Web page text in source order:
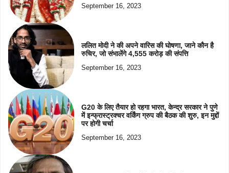
September 16, 2023
ललित मोदी ने की अपने वारिस की घोषणा, जाने कौन है
रुचिर, जो संभालेंगे 4,555 करोड़ की संपत्ति
September 16, 2023
G20 के लिए तैयार हो रहगा भारत, केन्द्र सरकार ने पुणे
में इन्फ्रास्ट्रक्चर वर्किंग ग्रुप की बैठक की शुरु, इन मुद्दों
पर होगी चर्चा
September 16, 2023